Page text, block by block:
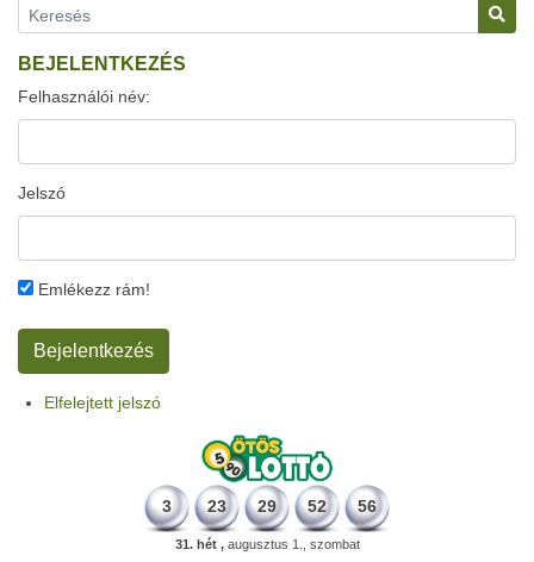
BEJELENTKEZÉS
Felhasználói név:
Jelszó
Emlékezz rám!
Elfelejtett jelszó
3 23 29 52 56
31. hét ,augusztus 1., szombat